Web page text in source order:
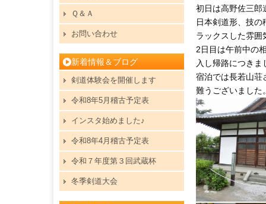
初日は高野佐三郎
日本剣道形、技
ラックスした雰囲
2日目は午前中の
入し帰路につきま
宿泊では長若山荘
難うございました
Ｑ＆Ａ
お問い合わせ
新着情報＆ブログ
剣道体験会を開催します
令和8年5月稽古予定表
インスタ始めました♪
令和8年4月稽古予定表
令和７年度第３回武蔵杯
冬季剣道大会